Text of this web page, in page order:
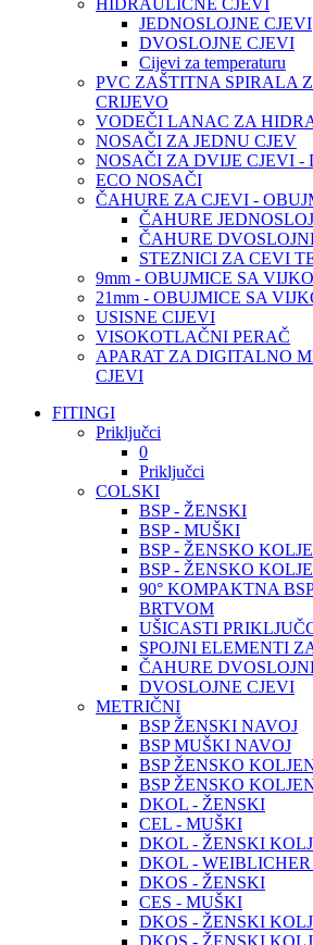
HIDRAULIČNE CJEVI
JEDNOSLOJNE CJEVI
DVOSLOJNE CJEVI
Cijevi za temperaturu
PVC ZAŠTITNA SPIRALA
CRIJEVO
VODEČI LANAC ZA
NOSAČI ZA JEDNU CJEV
NOSAČI ZA DVIJE CJEVI -
ECO NOSAČI
ČAHURE ZA CJEVI -
ČAHURE
ČAHURE
STEZNICI ZA CEVI
9mm - OBUJMICE SA
21mm - OBUJMICE SA
USISNE CIJEVI
VISOKOTLAČNI PERAČ
APARAT ZA DIGITALNO
CJEVI
FITINGI
Priključci
0
Priključci
COLSKI
BSP - ŽENSKI
BSP - MUŠKI
BSP - ŽENSKO
BSP - ŽENSKO
90° KOMPAKTNA
BRTVOM
UŠICASTI
SPOJNI ELEMENTI
ČAHURE
DVOSLOJNE CJEVI
METRIČNI
BSP ŽENSKI NAVOJ
BSP MUŠKI NAVOJ
BSP ŽENSKO
BSP ŽENSKO
DKOL - ŽENSKI
CEL - MUŠKI
DKOL - ŽENSKI
DKOL - WEIBLICHER
DKOS - ŽENSKI
CES - MUŠKI
DKOS - ŽENSKI
DKOS - ŽENSKI